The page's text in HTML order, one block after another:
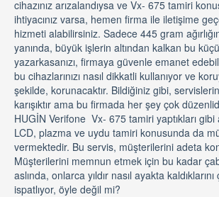
cihazınız arızalandıysa ve Vx- 675 tamiri
ihtiyacınız varsa, hemen firma ile iletişime
hizmeti alabilirsiniz. Sadece 445 gram
yanında, büyük işlerin altından kalkan bu
yazarkasanızı, firmaya güvenle emanet
bu cihazlarınızı nasıl dikkatli kullanıyor ve
şekilde, korunacaktır. Bildiğiniz gibi,
karışıktır ama bu firmada her şey çok
HUGİN Verifone Vx- 675 tamiri yaptıkları gibi
LCD, plazma ve uydu tamiri konusunda da
vermektedir. Bu servis, müşterilerini adeta
Müşterilerini memnun etmek için bu kadar
aslında, onlarca yıldır nasıl ayakta
ispatlıyor, öyle değil mi?